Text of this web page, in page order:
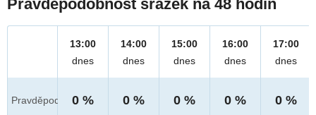
Pravděpodobnost srážek na 48 hodin
Pravděpod.
13:00
dnes
0 %
14:00
dnes
0 %
15:00
dnes
0 %
16:00
dnes
0 %
17:00
dnes
0 %